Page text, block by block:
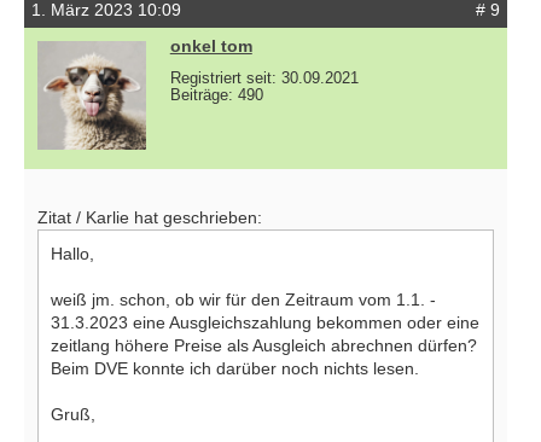
1. März 2023 10:09
# 9
onkel tom
Registriert seit: 30.09.2021
Beiträge: 490
Zitat / Karlie hat geschrieben:
Hallo,
weiß jm. schon, ob wir für den Zeitraum vom 1.1. -
31.3.2023 eine Ausgleichszahlung bekommen oder eine
zeitlang höhere Preise als Ausgleich abrechnen dürfen?
Beim DVE konnte ich darüber noch nichts lesen.
Gruß,